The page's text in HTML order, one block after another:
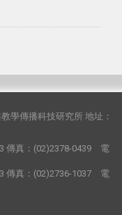
學傳播科技研究所 地址：
傳真：(02)2378-0439 電
傳真：(02)2736-1037 電